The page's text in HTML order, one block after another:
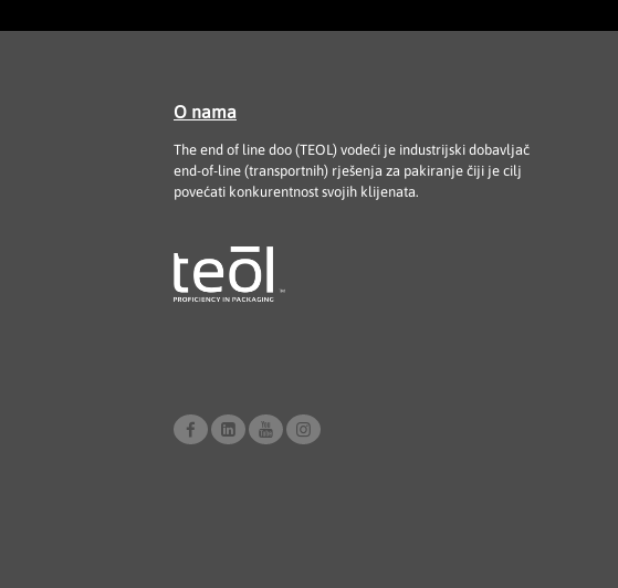
O nama
The end of line doo (TEOL) vodeći je industrijski dobavljač
end-of-line (transportnih) rješenja za pakiranje čiji je cilj
povećati konkurentnost svojih klijenata.